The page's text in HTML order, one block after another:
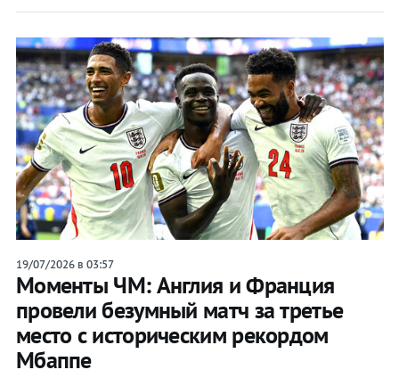
19/07/2026 в 03:57
Моменты ЧМ: Англия и Франция
провели безумный матч за третье
место с историческим рекордом
Мбаппе